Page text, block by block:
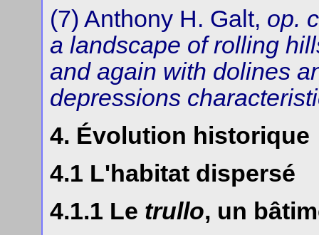
(7) Anthony H. Galt, op.
a landscape of rolling
and again with dolines
depressions
4. Évolution historique
4.1 L'habitat dispersé
4.1.1 Le trullo, un